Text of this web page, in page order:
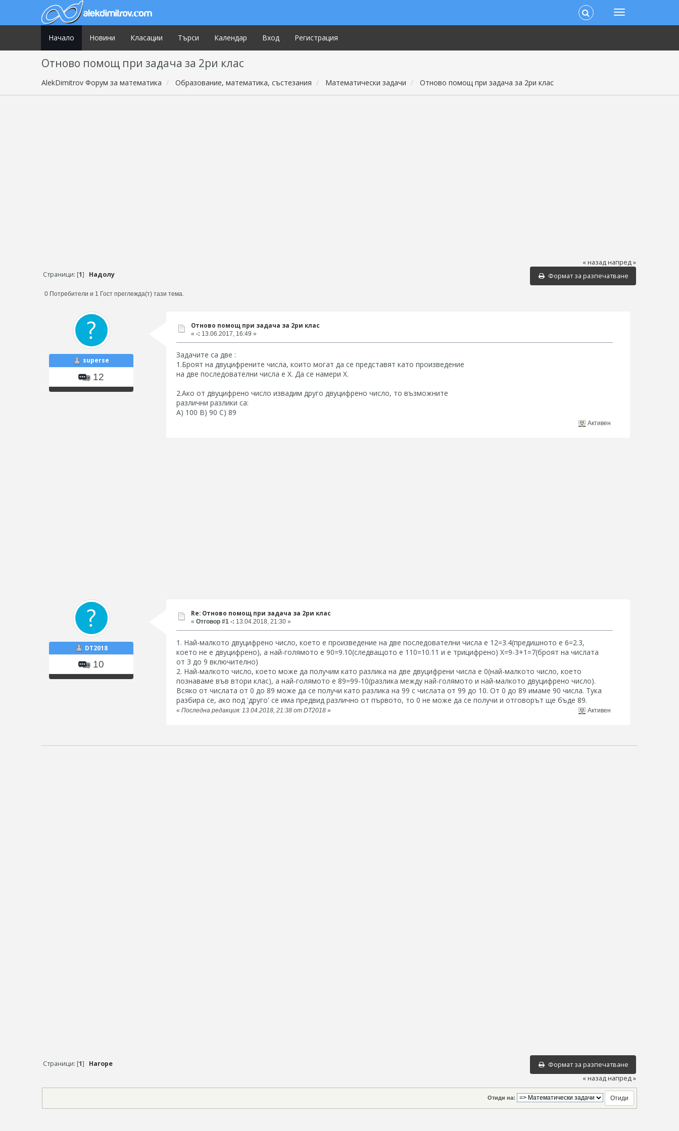
Начало Новини Класации Търси Календар Вход Регистрация
Отново помощ при задача за 2ри клас
AlekDimitrov Форум за математика Образование, математика, състезания Математически задачи Отново помощ при задача за 2ри клас
« назаднапред »
Формат за разпечатване
Страници: [1] Надолу
0 Потребители и 1 Гост преглежда(т) тази тема.
superse
12
Отново помощ при задача за 2ри клас
« -: 13.06.2017, 16:49 »
Задачите са две :
1.Броят на двуцифрените числа, които могат да се представят като произведение
на две последователни числа е Х. Да се намери Х.
2.Ако от двуцифрено число извадим друго двуцифрено число, то възможните
различни разлики са:
A) 100 B) 90 C) 89
Активен
DT2018
10
Re: Отново помощ при задача за 2ри клас
« Отговор #1 -: 13.04.2018, 21:30 »
1. Най-малкото двуцифрено число, което е произведение на две последователни числа е 12=3.4(предишното е 6=2.3,
което не е двуцифрено), а най-голямото е 90=9.10(следващото е 110=10.11 и е трицифрено) Х=9-3+1=7(броят на числата
от 3 до 9 включително)
2. Най-малкото число, което може да получим като разлика на две двуцифрени числа е 0(най-малкото число, което
познаваме във втори клас), а най-голямото е 89=99-10(разлика между най-голямото и най-малкото двуцифрено число).
Всяко от числата от 0 до 89 може да се получи като разлика на 99 с числата от 99 до 10. От 0 до 89 имаме 90 числа. Тука
разбира се, ако под 'друго' се има предвид различно от първото, то 0 не може да се получи и отговорът ще бъде 89.
« Последна редакция: 13.04.2018, 21:38 от DT2018» Активен
Формат за разпечатване
Страници: [1] Нагоре
« назаднапред »
Отиди на: